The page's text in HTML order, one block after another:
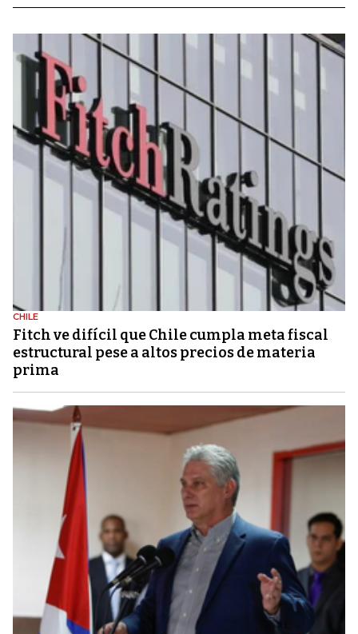
CHILE
Fitch ve difícil que Chile cumpla meta fiscal
estructural pese a altos precios de materia
prima